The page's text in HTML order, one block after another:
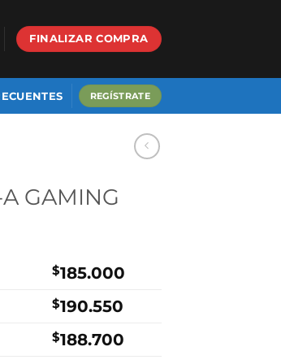
FINALIZAR COMPRA
REGÍSTRATE
GAMING
$185.000
$190.550
$188.700